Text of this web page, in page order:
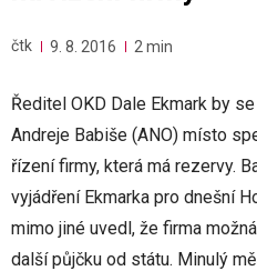
čtk 9. 8. 2016 2 min
Ředitel OKD Dale Ekmark by
Andreje Babiše (ANO) místo
řízení firmy, která má rezervy.
vyjádření Ekmarka pro dnešní
mimo jiné uvedl, že firma
další půjčku od státu. Minulý